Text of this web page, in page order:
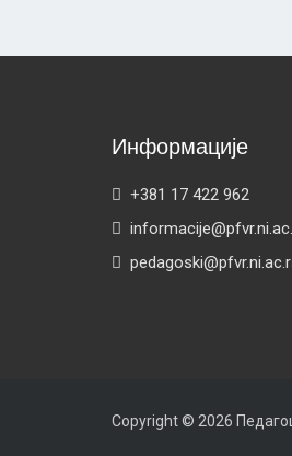
Информације
+381 17 422 962
Copyright © 2026